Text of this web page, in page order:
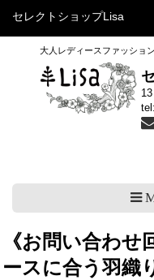
セレクトショップLisa
大人レディースファッショ
tel:
《お問い合わ
ースに合う羽織